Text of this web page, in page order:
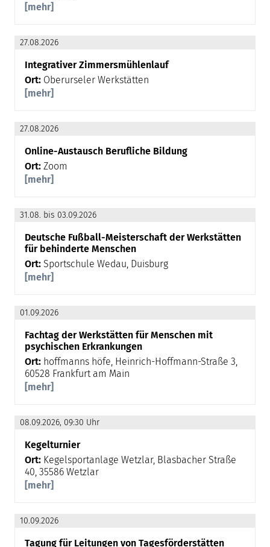
[mehr]
27.08.2026
Integrativer Zimmersmühlenlauf
Ort: Oberurseler Werkstätten
[mehr]
27.08.2026
Online-Austausch Berufliche Bildung
Ort: Zoom
[mehr]
31.08. bis 03.09.2026
Deutsche Fußball-Meisterschaft der Werkstätten
für behinderte Menschen
Ort: Sportschule Wedau, Duisburg
[mehr]
01.09.2026
Fachtag der Werkstätten für Menschen mit
psychischen Erkrankungen
Ort: hoffmanns höfe, Heinrich-Hoffmann-Straße 3,
60528 Frankfurt am Main
[mehr]
08.09.2026, 09:30 Uhr
Kegelturnier
Ort: Kegelsportanlage Wetzlar, Blasbacher Straße
40, 35586 Wetzlar
[mehr]
10.09.2026
Tagung für Leitungen von Tagesförderstätten